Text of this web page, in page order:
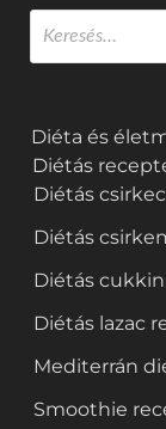
Diéta és
Diétás
Diétás
Diétás
Diétás
Diétás lazac
Mediterrán
Smoothie